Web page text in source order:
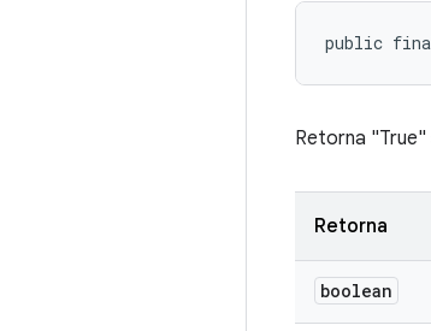
public
Retorna
Retorna
boolean